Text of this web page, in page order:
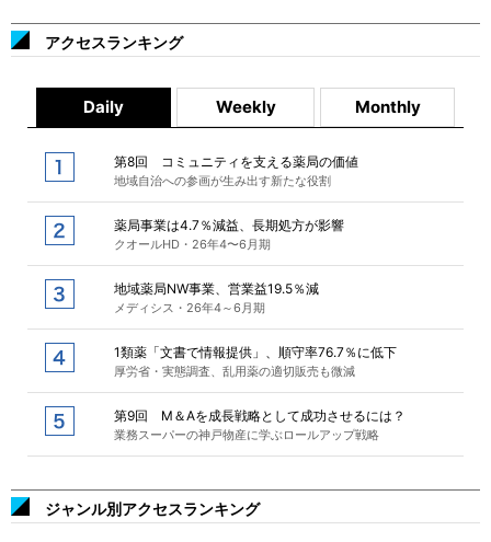
アクセスランキング
Daily Weekly Monthly
第8回 コミュニティを支える薬局の価値
地域自治への参画が生み出す新たな役割
薬局事業は4.7％減益、長期処方が影響
クオールHD・26年4〜6月期
地域薬局NW事業、営業益19.5％減
メディシス・26年4～6月期
1類薬「文書で情報提供」、順守率76.7％に低下
厚労省・実態調査、乱用薬の適切販売も微減
第9回 M＆Aを成長戦略として成功させるには？
業務スーパーの神戸物産に学ぶロールアップ戦略
ジャンル別アクセスランキング